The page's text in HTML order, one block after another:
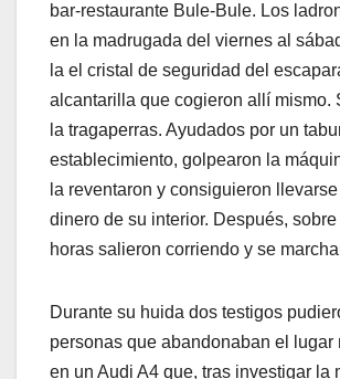
bar-restaurante Bule-Bule. Los
en la madrugada del viernes al
la el cristal de seguridad del
alcantarilla que cogieron allí mismo.
la tragaperras. Ayudados por un
establecimiento, golpearon la
la reventaron y consiguieron llevarse
dinero de su interior. Después,
horas salieron corriendo y se
Durante su huida dos testigos
personas que abandonaban el lugar
en un Audi A4 que, tras investigar la